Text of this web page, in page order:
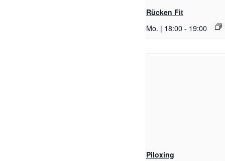
Rücken Fit
Mo. | 18:00- 19:00
Piloxing